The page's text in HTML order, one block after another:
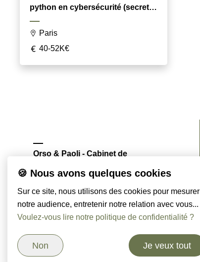
python en cybersécurité (secret
défense)
Paris
40-52K€
Orso & Paoli - Cabinet de
🍪 Nous avons quelques cookies
Sur ce site, nous utilisons des cookies pour mesurer
notre audience, entretenir notre relation avec vous...
Voulez-vous lire notre politique de confidentialité ?
Non Je veux tout